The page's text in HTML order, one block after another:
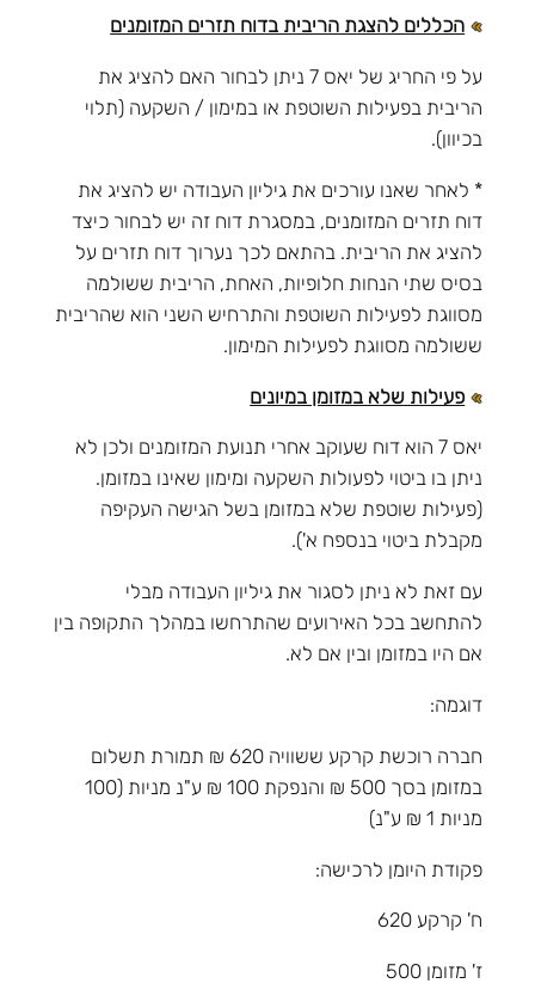
הכללים להצגת הריבית בדוח תזרים המזומנים
על פי החריג של יאס 7 ניתן לבחור האם להציג את
הריבית בפעילות השוטפת או במימון / השקעה (תלוי
בכיוון).
* לאחר שאנו עורכים את גיליון העבודה יש להציג את
דוח תזרים המזומנים, במסגרת דוח זה יש לבחור כיצד
להציג את הריבית. בהתאם לכך נערוך דוח תזרים על
בסיס שתי הנחות חלופיות, האחת, הריבית ששולמה
מסווגת לפעילות השוטפת והתרחיש השני הוא שהריבית
ששולמה מסווגת לפעילות המימון.
פעילות שלא במזומן במיונים
יאס 7 הוא דוח שעוקב אחרי תנועת המזומנים ולכן לא
ניתן בו ביטוי לפעולות השקעה ומימון שאינו במזומן.
(פעילות שוטפת שלא במזומן בשל הגישה העקיפה
מקבלת ביטוי בנספח א').
עם זאת לא ניתן לסגור את גיליון העבודה מבלי
להתחשב בכל האירועים שהתרחשו במהלך התקופה בין
אם היו במזומן ובין אם לא.
דוגמה:
חברה רוכשת קרקע ששוויה 620 ₪ תמורת תשלום
במזומן בסך 500 ₪ והנפקת 100 ₪ ע"נ מניות (100
מניות 1 ₪ ע"נ)
פקודת היומן לרכישה:
ח' קרקע 620
ז' מזומן 500